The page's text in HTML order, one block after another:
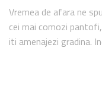
Vremea de afara ne
cei mai comozi
iti amenajezi gradina.